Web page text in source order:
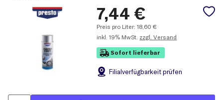
7,44 €
Preis pro Liter:18,60 €
inkl. 19% MwSt. zzgl. Versand
Sofort lieferbar
Filialverfügbarkeit prüfen